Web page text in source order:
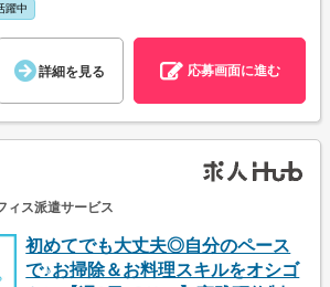
躍中
詳細を見る 応募画面に進む
ィス派遣サービス
初めてでも大丈夫◎自分のペース
で♪お掃除＆お料理スキルをオシゴ